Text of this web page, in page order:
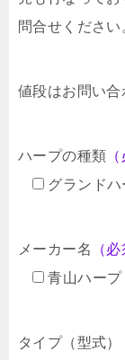
問合せください
値段はお問い合
ハープの種類
グランド
メーカー名
（必
青山ハープ
タイプ（型式）